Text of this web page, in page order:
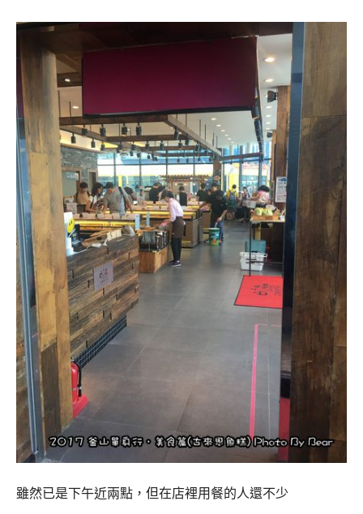
雖然已是下午近兩點，但在店裡用餐的人還不少